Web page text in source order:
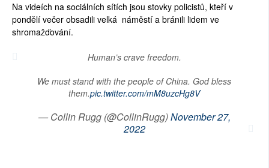
Na videích na sociálních sítích jsou stovky policistů, kteří v
pondělí večer obsadili velká náměstí a bránili lidem ve
shromažďování.
Human’s crave freedom.
We must stand with the people of China. God bless
them.pic.twitter.com/mM8uzcHg8V
— Collin Rugg (@CollinRugg)November 27,
2022